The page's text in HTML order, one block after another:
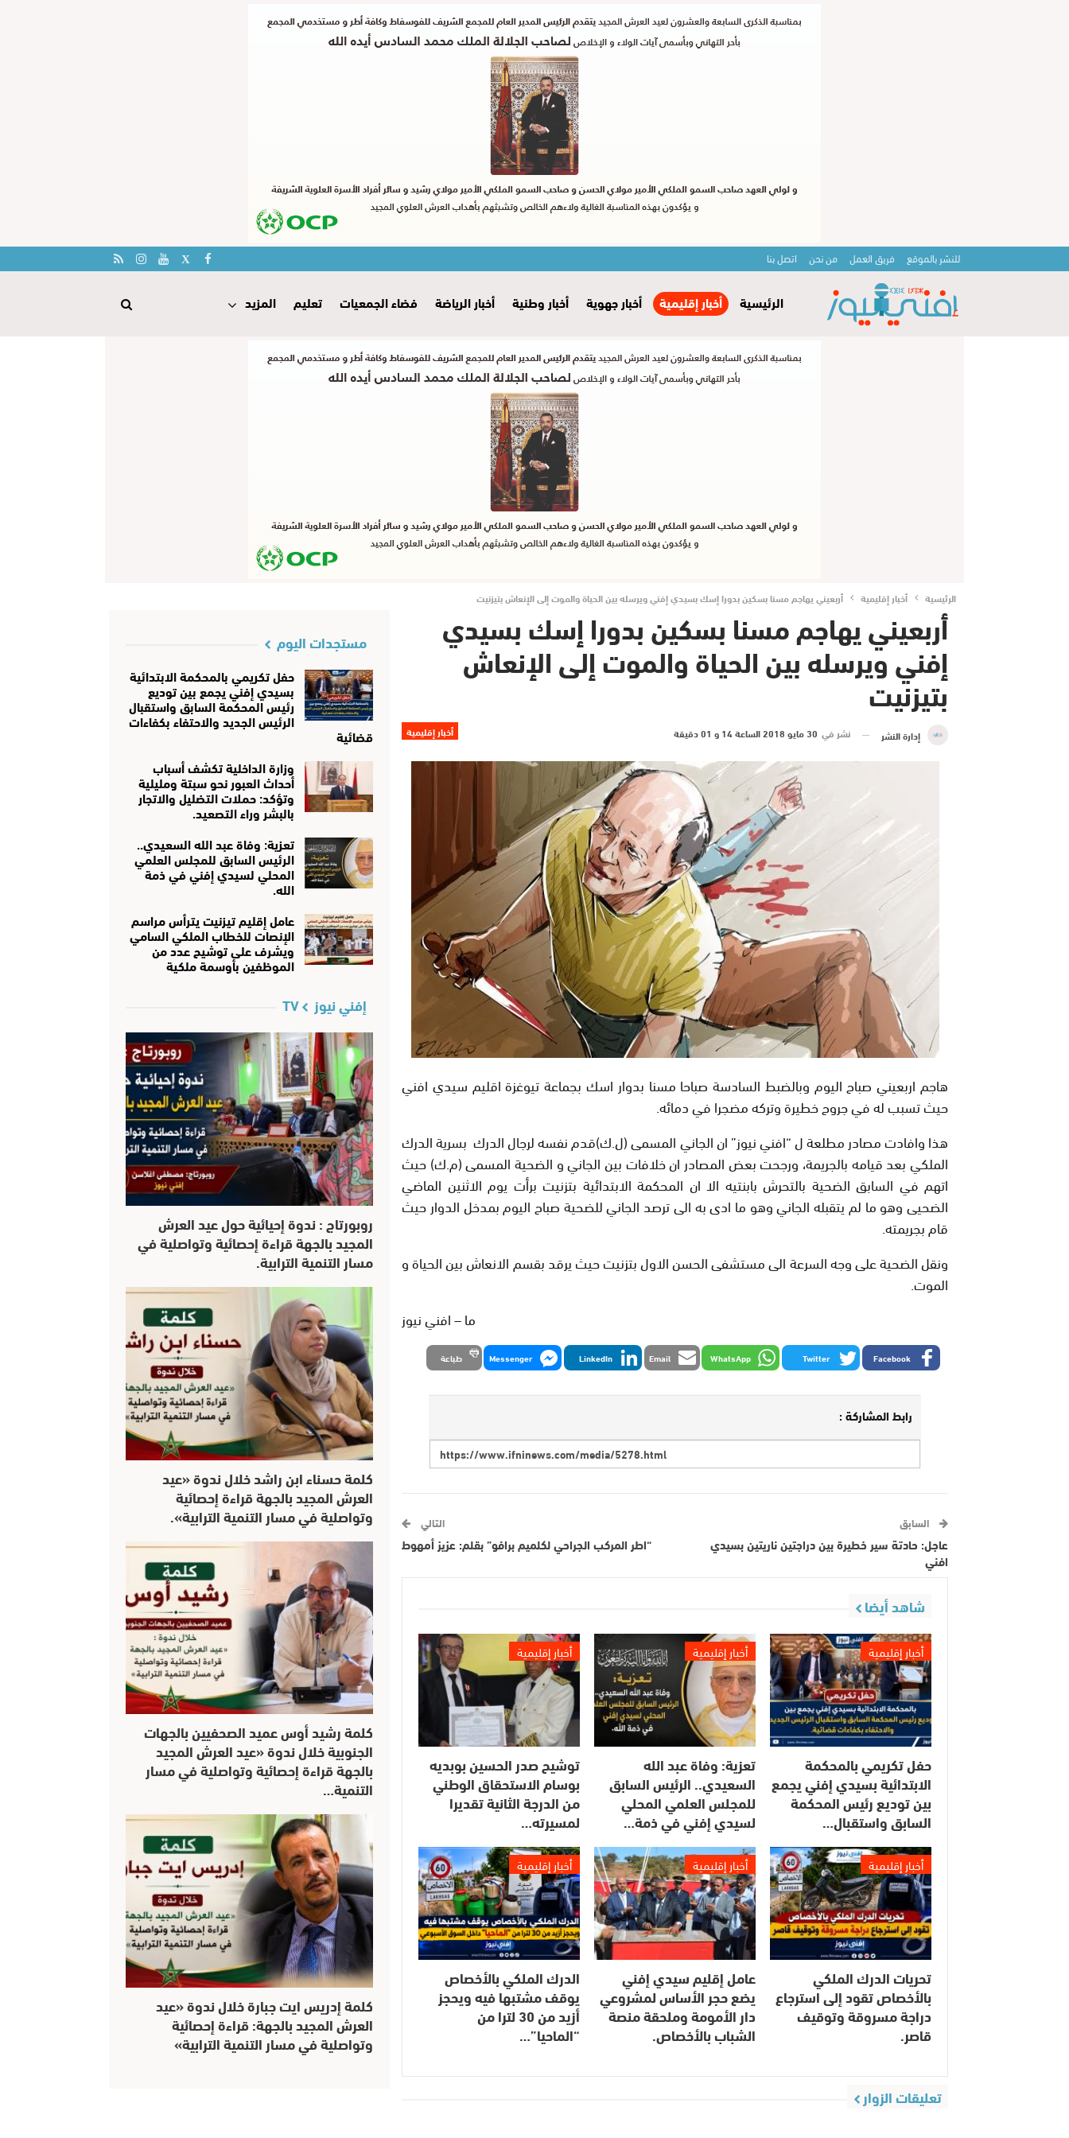
للنشر بالموقع فريق العمل من نحن اتصل بنا
الرئيسية أخبار إقليمية أخبار جهوية أخبار وطنية أخبار الرياضة فضاء الجمعيات تعليم المزيد
الرئيسية أخبار إقليمية أربعيني يهاجم مسنا بسكين بدورا إسك بسيدي إفني ويرسله بين الحياة والموت إلى الإنعاش بتيزنيت
أربعيني يهاجم مسنا بسكين بدورا إسك بسيدي
إفني ويرسله بين الحياة والموت إلى الإنعاش
بتيزنيت
أخبار إقليمية إدارة النشر نشر في 30 مايو 2018 الساعة 14 و 01 دقيقة
هاجم اربعيني صباح اليوم وبالضبط السادسة صباحا مسنا بدوار اسك بجماعة تيوغزة اقليم سيدي افني
حيث تسبب له في جروح خطيرة وتركه مضجرا في دمائه.
هذا وافادت مصادر مطلعة ل “افني نيوز” ان الجاني المسمى (ل.ك)قدم نفسه لرجال الدرك بسرية الدرك
الملكي بعد قيامه بالجريمة، ورجحت بعض المصادر ان خلافات بين الجاني و الضحية المسمى (م.ك) حيث
اتهم في السابق الضحية بالتحرش بابنتيه الا ان المحكمة الابتدائية بتزنيت برأت يوم الاثنين الماضي
الضحيى وهو ما لم يتقبله الجاني وهو ما ادى به الى ترصد الجاني للضحية صباح اليوم بمدخل الدوار حيث
قام بجريمته.
ونقل الضحية على وجه السرعة الى مستشفى الحسن الاول بتزنيت حيث يرقد بقسم الانعاش بين الحياة و
الموت.
ما – افني نيوز
Facebook
Twitter
WhatsApp
Email
LinkedIn
Messenger طباعة
رابط المشاركة :
السابق
عاجل: حادتة سير خطيرة بين دراجتين ناريتين بسيدي
افني
التالي
“اطر المركب الجراحي لكلميم برافو” بقلم: عزيز أمهوط
شاهد أيضا
أخبار إقليمية
حفل تكريمي بالمحكمة
الابتدائية بسيدي إفني يجمع
بين توديع رئيس المحكمة
السابق واستقبال…
أخبار إقليمية
تعزية: وفاة عبد الله
السعيدي.. الرئيس السابق
للمجلس العلمي المحلي
لسيدي إفني في ذمة…
أخبار إقليمية
توشيح صدر الحسين بوبديه
بوسام الاستحقاق الوطني
من الدرجة الثانية تقديرا
لمسيرته…
أخبار إقليمية
تحريات الدرك الملكي
بالأخصاص تقود إلى استرجاع
دراجة مسروقة وتوقيف
قاصر.
أخبار إقليمية
عامل إقليم سيدي إفني
يضع حجر الأساس لمشروعي
دار الأمومة وملحقة منصة
الشباب بالأخصاص.
أخبار إقليمية
الدرك الملكي بالأخصاص
يوقف مشتبها فيه ويحجز
أزيد من 30 لترا من
“الماحيا”…
تعليقات الزوار
مستجدات اليوم
حفل تكريمي بالمحكمة الابتدائية
بسيدي إفني يجمع بين توديع
رئيس المحكمة السابق واستقبال
الرئيس الجديد والاحتفاء بكفاءات
قضائية
وزارة الداخلية تكشف أسباب
أحداث العبور نحو سبتة ومليلية
وتؤكد: حملات التضليل والاتجار
بالبشر وراء التصعيد.
تعزية: وفاة عبد الله السعيدي..
الرئيس السابق للمجلس العلمي
المحلي لسيدي إفني في ذمة
الله.
عامل إقليم تيزنيت يترأس مراسم
الإنصات للخطاب الملكي السامي
ويشرف على توشيح عدد من
الموظفين بأوسمة ملكية
إفني نيوز TV
روبورتاج : ندوة إحيائية حول عيد العرش
المجيد بالجهة قراءة إحصائية وتواصلية في
مسار التنمية الترابية.
كلمة حسناء ابن راشد خلال ندوة «عيد
العرش المجيد بالجهة قراءة إحصائية
وتواصلية في مسار التنمية الترابية».
كلمة رشيد أوس عميد الصحفيين بالجهات
الجنوبية خلال ندوة «عيد العرش المجيد
بالجهة قراءة إحصائية وتواصلية في مسار
التنمية…
كلمة إدريس ايت جبارة خلال ندوة «عيد
العرش المجيد بالجهة: قراءة إحصائية
وتواصلية في مسار التنمية الترابية»